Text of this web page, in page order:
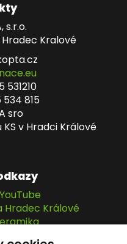
s.r.o.
Hradec Kralové
531210
815
sro
KS v Hradci Králové
Hradec Králové